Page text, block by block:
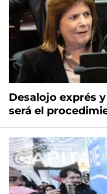
Desalojo exprés
será el